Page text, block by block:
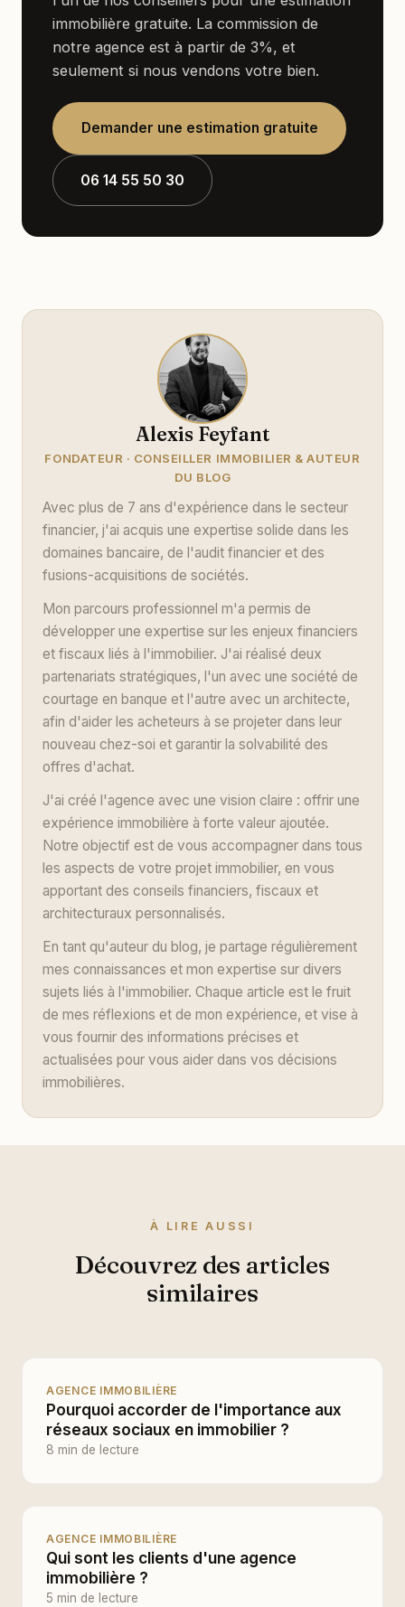
immobilière gratuite. La commission de
notre agence est à partir de 3%, et
seulement si nous vendons votre bien.
Demander une estimation gratuite
06 14 55 50 30
Alexis Feyfant
FONDATEUR · CONSEILLER IMMOBILIER & AUTEUR
DU BLOG
Avec plus de 7 ans d'expérience dans le secteur
financier, j'ai acquis une expertise solide dans les
domaines bancaire, de l'audit financier et des
fusions-acquisitions de sociétés.
Mon parcours professionnel m'a permis de
développer une expertise sur les enjeux financiers
et fiscaux liés à l'immobilier. J'ai réalisé deux
partenariats stratégiques, l'un avec une société de
courtage en banque et l'autre avec un architecte,
afin d'aider les acheteurs à se projeter dans leur
nouveau chez-soi et garantir la solvabilité des
offres d'achat.
J'ai créé l'agence avec une vision claire : offrir une
expérience immobilière à forte valeur ajoutée.
Notre objectif est de vous accompagner dans tous
les aspects de votre projet immobilier, en vous
apportant des conseils financiers, fiscaux et
architecturaux personnalisés.
En tant qu'auteur du blog, je partage régulièrement
mes connaissances et mon expertise sur divers
sujets liés à l'immobilier. Chaque article est le fruit
de mes réflexions et de mon expérience, et vise à
vous fournir des informations précises et
actualisées pour vous aider dans vos décisions
immobilières.
À LIRE AUSSI
Découvrez des articles
similaires
AGENCE IMMOBILIÈRE
Pourquoi accorder de l'importance aux
réseaux sociaux en immobilier ?
8 min de lecture
AGENCE IMMOBILIÈRE
Qui sont les clients d'une agence
immobilière ?
5 min de lecture